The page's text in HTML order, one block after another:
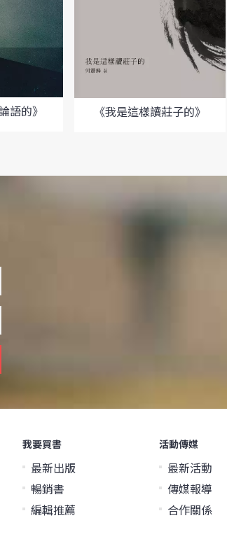
語的》 《我是這樣讀莊子的》
我要買書
最新出版
暢銷書
編輯推薦
活動傳媒
最新活動
傳媒報導
合作關係